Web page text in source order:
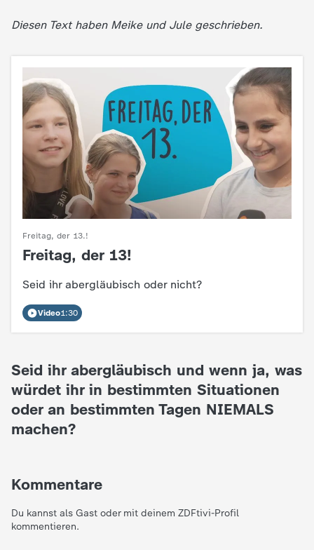
Diesen Text haben Meike und Jule geschrieben.
Freitag, der 13.!
:Freitag, der 13!
Seid ihr abergläubisch oder nicht?
Video1:30
Seid ihr abergläubisch und wenn ja, was
würdet ihr in bestimmten Situationen
oder an bestimmten Tagen NIEMALS
machen?
Kommentare
Du kannst als Gast oder mit deinem ZDFtivi-Profil
kommentieren.